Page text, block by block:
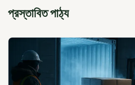
প্রস্তাবিত পাঠ্য